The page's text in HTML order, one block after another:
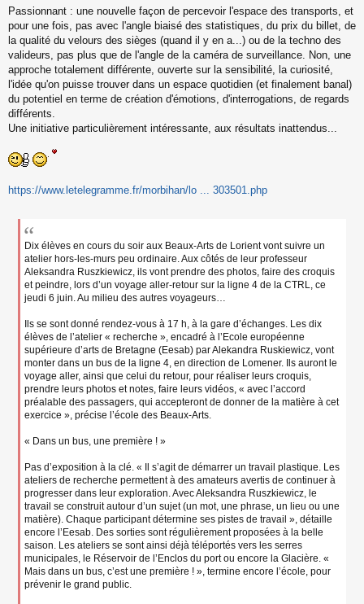
e
s
s
a
g
e
n
o
n
u
Passionnant : une nouvelle façon de percevoir l'espace des transports, et
pour une fois, pas avec l'angle biaisé des statistiques, du prix du billet, de
la qualité du velours des sièges (quand il y en a...) ou de la techno des
valideurs, pas plus que de l'angle de la caméra de surveillance. Non, une
approche totalement différente, ouverte sur la sensibilité, la curiosité,
l'idée qu'on puisse trouver dans un espace quotidien (et finalement banal)
du potentiel en terme de création d'émotions, d'interrogations, de regards
différents.
Une initiative particulièrement intéressante, aux résultats inattendus...
https://www.letelegramme.fr/morbihan/lo ... 303501.php
Dix élèves en cours du soir aux Beaux-Arts de Lorient vont suivre un
atelier hors-les-murs peu ordinaire. Aux côtés de leur professeur
Aleksandra Ruszkiewicz, ils vont prendre des photos, faire des croquis
et peindre, lors d’un voyage aller-retour sur la ligne 4 de la CTRL, ce
jeudi 6 juin. Au milieu des autres voyageurs…
Ils se sont donné rendez-vous à 17 h, à la gare d’échanges. Les dix
élèves de l’atelier « recherche », encadré à l’Ecole européenne
supérieure d’arts de Bretagne (Eesab) par Alekandra Ruskiewicz, vont
monter dans un bus de la ligne 4, en direction de Lomener. Ils auront le
voyage aller, ainsi que celui du retour, pour réaliser leurs croquis,
prendre leurs photos et notes, faire leurs vidéos, « avec l’accord
préalable des passagers, qui accepteront de donner de la matière à cet
exercice », précise l’école des Beaux-Arts.
« Dans un bus, une première ! »
Pas d’exposition à la clé. « Il s’agit de démarrer un travail plastique. Les
ateliers de recherche permettent à des amateurs avertis de continuer à
progresser dans leur exploration. Avec Aleksandra Ruszkiewicz, le
travail se construit autour d’un sujet (un mot, une phrase, un lieu ou une
matière). Chaque participant détermine ses pistes de travail », détaille
encore l’Eesab. Des sorties sont régulièrement proposées à la belle
saison. Les ateliers se sont ainsi déjà téléportés vers les serres
municipales, le Réservoir de l’Enclos du port ou encore la Glacière. «
Mais dans un bus, c’est une première ! », termine encore l’école, pour
prévenir le grand public.